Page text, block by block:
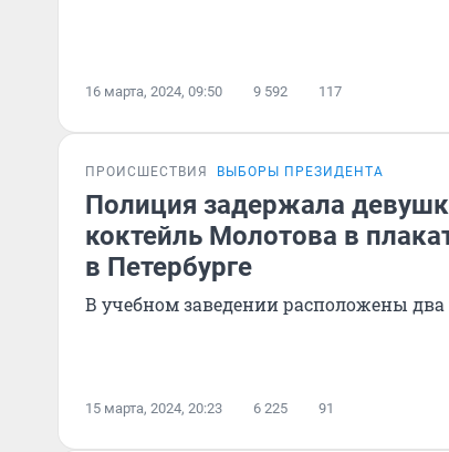
16 марта, 2024, 09:50 9 592 117
ПРОИСШЕСТВИЯ ВЫБОРЫ ПРЕЗИДЕНТА
Полиция задержала
коктейль Молотова в
в Петербурге
В учебном заведении расположены два
15 марта, 2024, 20:23 6 225 91